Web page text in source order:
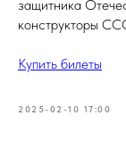
защитника
конструкторы
Купить билеты
2025-02-10 17:00